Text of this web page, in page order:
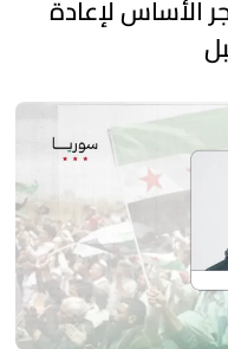
الأساس لإعادة